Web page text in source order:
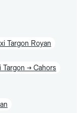
Targon Royan
Targon → Cahors